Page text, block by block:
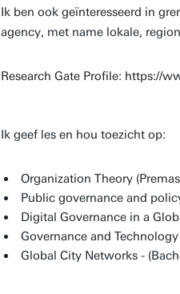
Ik ben ook geïnteresseerd in
agency, met name lokale,
Research Gate Profile: https://
Ik geef les en hou toezicht op:
Organization Theory
Public governance and
Digital Governance in a
Governance and
Global City Networks -